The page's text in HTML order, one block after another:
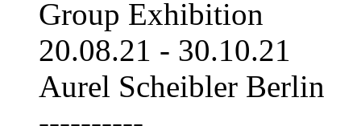
Group Exhibition
20.08.21 - 30.10.21
Aurel Scheibler Berlin